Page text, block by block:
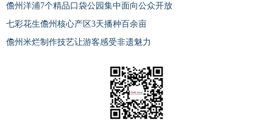
儋州洋浦7个精品口袋公园集中面向公众开放
七彩花生儋州核心产区3天播种百余亩
儋州米烂制作技艺让游客感受非遗魅力